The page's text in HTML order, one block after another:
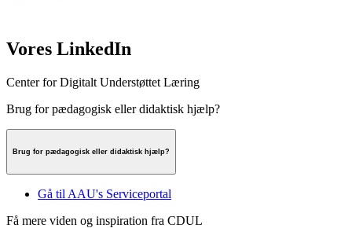
Vores LinkedIn
Center for Digitalt Understøttet Læring
Brug for pædagogisk eller didaktisk hjælp?
Brug for pædagogisk eller didaktisk hjælp?
Gå til AAU's Serviceportal
Få mere viden og inspiration fra CDUL